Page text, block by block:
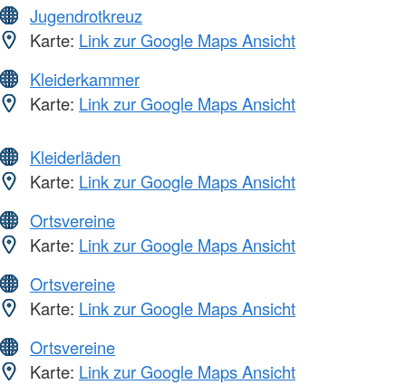
Jugendrotkreuz
Karte: Link zur Google Maps Ansicht
Kleiderkammer
Karte: Link zur Google Maps Ansicht
Kleiderläden
Karte: Link zur Google Maps Ansicht
Ortsvereine
Karte: Link zur Google Maps Ansicht
Ortsvereine
Karte: Link zur Google Maps Ansicht
Ortsvereine
Karte: Link zur Google Maps Ansicht